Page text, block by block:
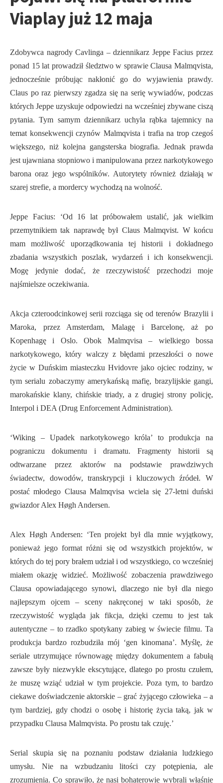
Viaplay już 12 maja
Zdobywca nagrody Cavlinga – dziennikarz Jeppe Facius przez
ponad 15 lat prowadził śledztwo w sprawie Clausa Malmqvista,
jednocześnie próbując nakłonić go do wyjawienia prawdy.
Claus po raz pierwszy zgadza się na serię wywiadów, podczas
których Jeppe uzyskuje odpowiedzi na wcześniej zbywane ciszą
pytania. Tym samym dziennikarz uchyla rąbka tajemnicy na
temat konsekwencji czynów Malmqvista i trafia na trop czegoś
większego, niż kolejna gangsterska biografia. Jednak prawda
jest ujawniana stopniowo i manipulowana przez narkotykowego
barona oraz jego wspólników. Autorytety również działają w
szarej strefie, a mordercy wychodzą na wolność.
Jeppe Facius: ‘Od 16 lat próbowałem ustalić, jak wielkim
przemytnikiem tak naprawdę był Claus Malmqvist. W końcu
mam możliwość uporządkowania tej historii i dokładnego
zbadania wszystkich poszlak, wydarzeń i ich konsekwencji.
Mogę jedynie dodać, że rzeczywistość przechodzi moje
najśmielsze oczekiwania.
Akcja czteroodcinkowej serii rozciąga się od terenów Brazylii i
Maroka, przez Amsterdam, Malagę i Barcelonę, aż po
Kopenhagę i Oslo. Obok Malmqvisa – wielkiego bossa
narkotykowego, który walczy z błędami przeszłości o nowe
życie w Duńskim miasteczku Hvidovre jako ojciec rodziny, w
tym serialu zobaczymy amerykańską mafię, brazylijskie gangi,
marokańskie klany, chińskie triady, a z drugiej strony policję,
Interpol i DEA (Drug Enforcement Administration).
‘Wiking – Upadek narkotykowego króla’ to produkcja na
pograniczu dokumentu i dramatu. Fragmenty historii są
odtwarzane przez aktorów na podstawie prawdziwych
świadectw, dowodów, transkrypcji i kluczowych źródeł. W
postać młodego Clausa Malmqvisa wciela się 27-letni duński
gwiazdor Alex Høgh Andersen.
Alex Høgh Andersen: ‘Ten projekt był dla mnie wyjątkowy,
ponieważ jego format różni się od wszystkich projektów, w
których do tej pory brałem udział i od wszystkiego, co wcześniej
miałem okazję widzieć. Możliwość zobaczenia prawdziwego
Clausa opowiadającego synowi, dlaczego nie był dla niego
najlepszym ojcem – sceny nakręconej w taki sposób, że
rzeczywistość wygląda jak fikcja, dzięki czemu to jest tak
autentyczne – to rzadko spotykany zabieg w świecie filmu. Ta
produkcja bardzo rozbudziła mój ‘gen kinomana’. Myślę, że
seriale utrzymujące równowagę między dokumentem a fabułą
zawsze były niezwykle ekscytujące, dlatego po prostu czułem,
że muszę wziąć udział w tym projekcie. Poza tym, to bardzo
ciekawe doświadczenie aktorskie – grać żyjącego człowieka – a
tym bardziej, gdy chodzi o osobę i historię życia taką, jak w
przypadku Clausa Malmqvista. Po prostu tak czuję.’
Serial skupia się na poznaniu podstaw działania ludzkiego
umysłu. Nie na wzbudzaniu litości czy potępienia, ale
zrozumienia. Co sprawiło, że nasi bohaterowie wybrali właśnie